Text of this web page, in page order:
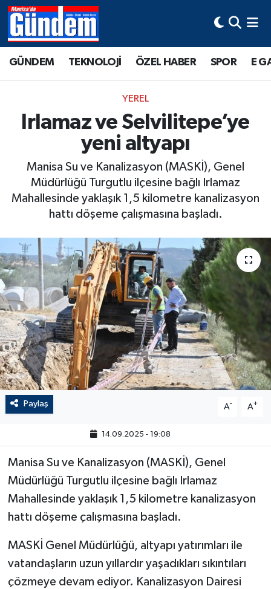
GÜNDEM TEKNOLOJİ ÖZEL HABER SPOR E
YEREL
Irlamaz ve Selvilitepe’ye
yeni altyapı
Manisa Su ve Kanalizasyon (MASKİ), Genel
Müdürlüğü Turgutlu ilçesine bağlı Irlamaz
Mahallesinde yaklaşık 1,5 kilometre kanalizasyon
hattı döşeme çalışmasına başladı.
Paylaş A- A+
14.09.2025 - 19:08
Manisa Su ve Kanalizasyon (MASKİ), Genel
Müdürlüğü Turgutlu ilçesine bağlı Irlamaz
Mahallesinde yaklaşık 1,5 kilometre kanalizasyon
hattı döşeme çalışmasına başladı.
MASKİ Genel Müdürlüğü, altyapı yatırımları ile
vatandaşların uzun yıllardır yaşadıkları sıkıntıları
çözmeye devam ediyor. Kanalizasyon Dairesi
Manisa Hava Durumu
Tüm Manşetler
Son Dakika Haberleri
Haber Arşivi